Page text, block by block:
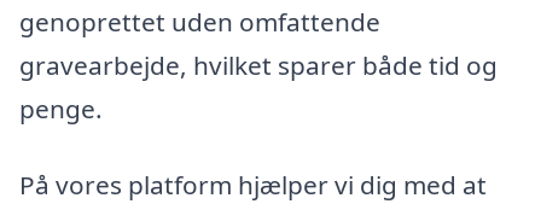
genoprettet uden omfattende
gravearbejde, hvilket sparer både tid og
penge.
På vores platform hjælper vi dig med at